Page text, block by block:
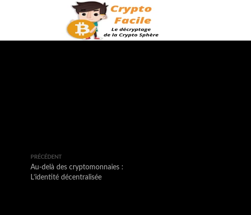
PRÉCÉDENT
Au-delà des cryptomonnaies :
L’identité décentralisée